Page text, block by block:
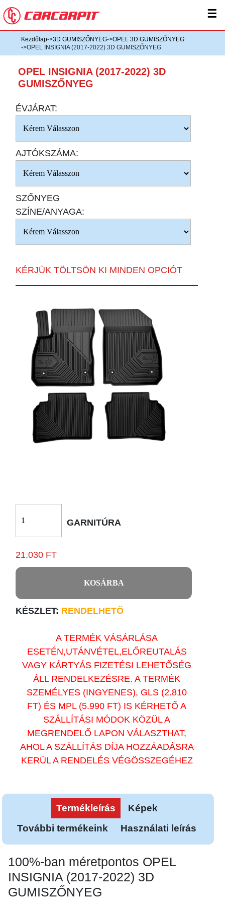
☰
Kezdőlap->3D GUMISZŐNYEG->OPEL 3D GUMISZŐNYEG
->OPEL INSIGNIA (2017-2022) 3D GUMISZŐNYEG
OPEL INSIGNIA (2017-2022) 3D
GUMISZŐNYEG
ÉVJÁRAT:
AJTÓKSZÁMA:
SZŐNYEG
SZÍNE/ANYAGA:
KÉRJÜK TÖLTSÖN KI MINDEN OPCIÓT
GARNITÚRA
21.030 FT
KOSÁRBA
KÉSZLET: RENDELHETŐ
A TERMÉK VÁSÁRLÁSA
ESETÉN,UTÁNVÉTEL,ELŐREUTALÁS
VAGY KÁRTYÁS FIZETÉSI LEHETŐSÉG
ÁLL RENDELKEZÉSRE. A TERMÉK
SZEMÉLYES (INGYENES), GLS (2.810
FT) ÉS MPL (5.990 FT) IS KÉRHETŐ A
SZÁLLÍTÁSI MÓDOK KÖZÜL A
MEGRENDELŐ LAPON VÁLASZTHAT,
AHOL A SZÁLLÍTÁS DÍJA HOZZÁADÁSRA
KERÜL A RENDELÉS VÉGÖSSZEGÉHEZ
Termékleírás
Képek
További termékeink
Használati leírás
100%-ban méretpontos OPEL
INSIGNIA (2017-2022) 3D
GUMISZŐNYEG